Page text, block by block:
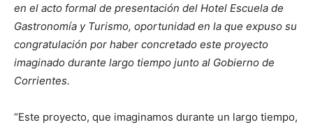
en el acto formal de presentación del Hotel Escuela de
Gastronomía y Turismo, oportunidad en la que expuso su
congratulación por haber concretado este proyecto
imaginado durante largo tiempo junto al Gobierno de
Corrientes.
“Este proyecto, que imaginamos durante un largo tiempo,